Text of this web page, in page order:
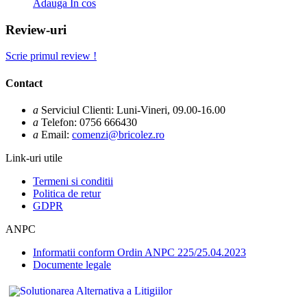
Adauga In cos
Review-uri
Scrie primul review !
Contact
a Serviciul Clienti: Luni-Vineri, 09.00-16.00
a Telefon: 0756 666430
a Email: comenzi@bricolez.ro
Link-uri utile
Termeni si conditii
Politica de retur
GDPR
ANPC
Informatii conform Ordin ANPC 225/25.04.2023
Documente legale